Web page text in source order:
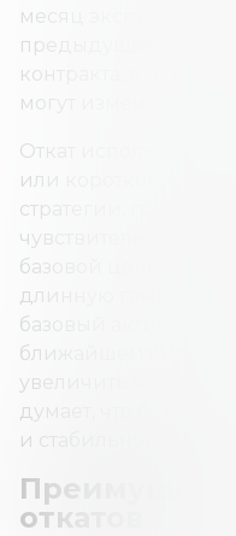
месяц экспирации
предыдущая
контракта, в
могут измениться
Откат используется
или короткой
стратегии, где
чувствительность
базовой цены.
длинную гамма-
базовый актив
ближайшем
увеличить
думает, что базовая
и стабильной.
откатов